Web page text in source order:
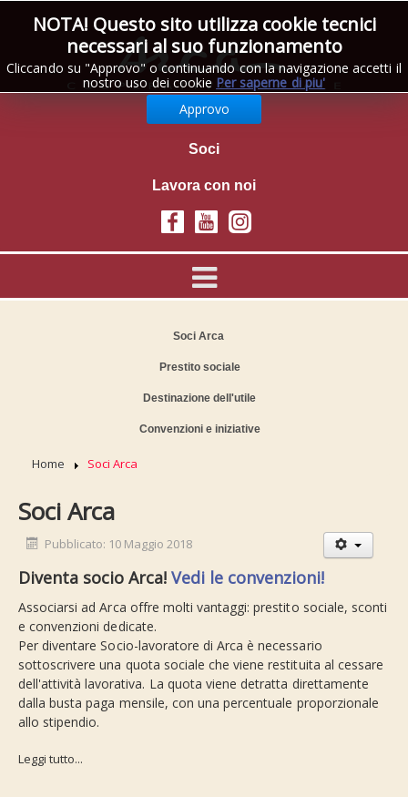
Area riservata
Soci
Lavora con noi
Soci Arca
Prestito sociale
Destinazione dell'utile
Convenzioni e iniziative
Home Soci Arca
Soci Arca
Pubblicato: 10 Maggio 2018
Diventa socio Arca! Vedi le convenzioni!
Associarsi ad Arca offre molti vantaggi: prestito sociale, sconti
e convenzioni dedicate.
Per diventare Socio-lavoratore di Arca è necessario
sottoscrivere una quota sociale che viene restituita al cessare
dell'attività lavorativa. La quota viene detratta direttamente
dalla busta paga mensile, con una percentuale proporzionale
allo stipendio.
Leggi tutto...
NOTA! Questo sito utilizza cookie tecnici
necessari al suo funzionamento
Cliccando su "Approvo" o continuando con la navigazione accetti il
nostro uso dei cookie Per saperne di piu'
Approvo